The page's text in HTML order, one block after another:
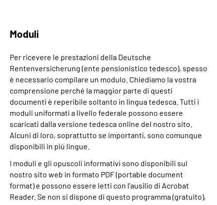
Moduli
Per ricevere le prestazioni della Deutsche
Rentenversicherung (ente pensionistico tedesco), spesso
è necessario compilare un modulo. Chiediamo la vostra
comprensione perché la maggior parte di questi
documenti è reperibile soltanto in lingua tedesca. Tutti i
moduli uniformati a livello federale possono essere
scaricati dalla versione tedesca online del nostro sito.
Alcuni di loro, soprattutto se importanti, sono comunque
disponibili in più lingue.
I moduli e gli opuscoli informativi sono disponibili sul
nostro sito web in formato PDF (portable document
format) e possono essere letti con l’ausilio di Acrobat
Reader. Se non si dispone di questo programma (gratuito),